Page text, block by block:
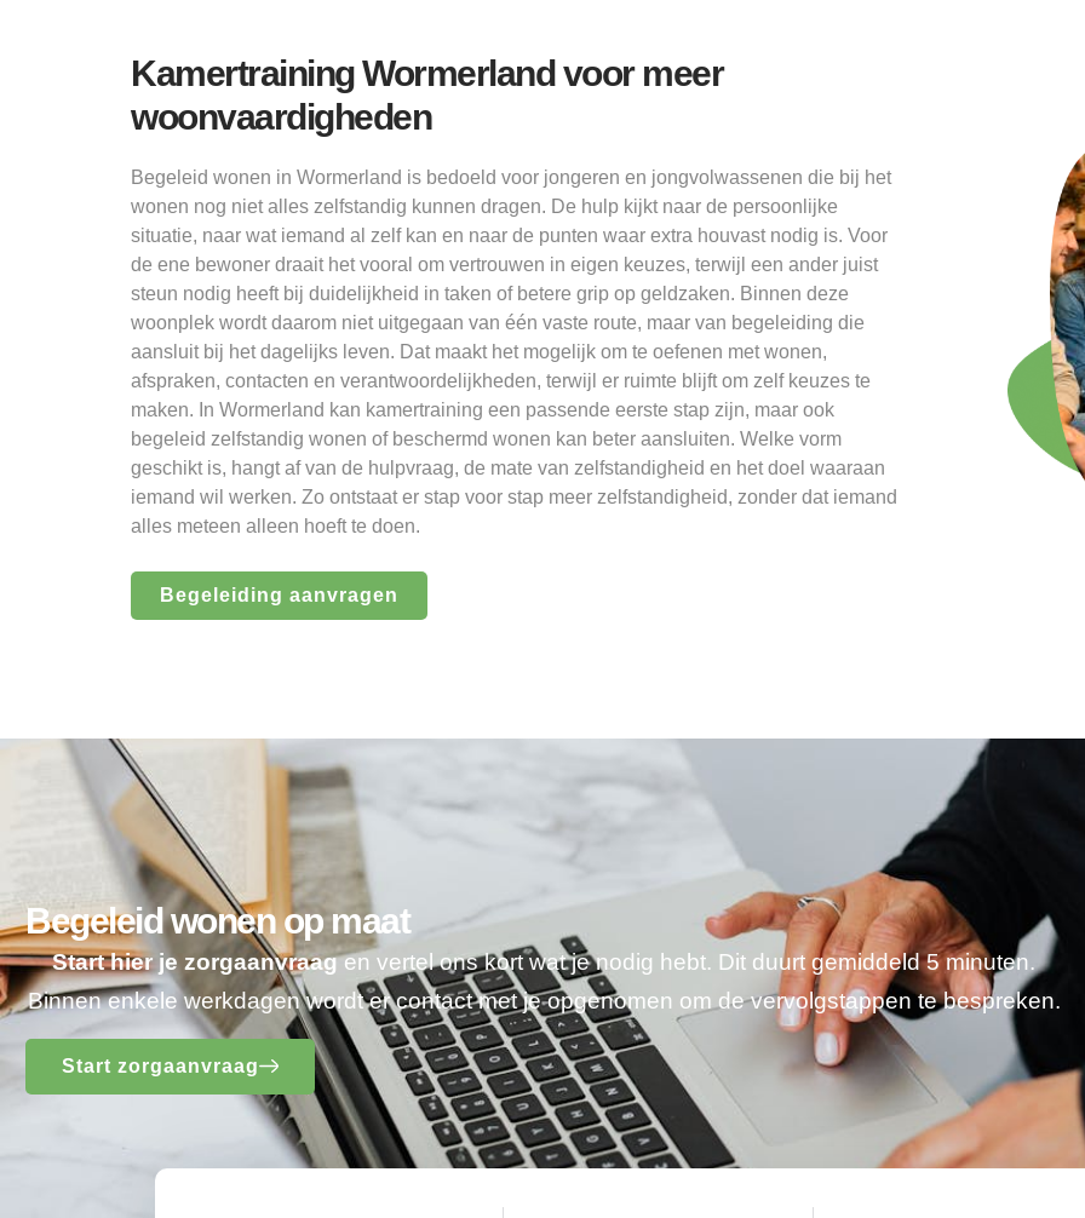
Kamertraining Wormerland voor meer
woonvaardigheden
Begeleid wonen in Wormerland is bedoeld voor jongeren en jongvolwassenen die bij het
wonen nog niet alles zelfstandig kunnen dragen. De hulp kijkt naar de persoonlijke
situatie, naar wat iemand al zelf kan en naar de punten waar extra houvast nodig is. Voor
de ene bewoner draait het vooral om vertrouwen in eigen keuzes, terwijl een ander juist
steun nodig heeft bij duidelijkheid in taken of betere grip op geldzaken. Binnen deze
woonplek wordt daarom niet uitgegaan van één vaste route, maar van begeleiding die
aansluit bij het dagelijks leven. Dat maakt het mogelijk om te oefenen met wonen,
afspraken, contacten en verantwoordelijkheden, terwijl er ruimte blijft om zelf keuzes te
maken. In Wormerland kan kamertraining een passende eerste stap zijn, maar ook
begeleid zelfstandig wonen of beschermd wonen kan beter aansluiten. Welke vorm
geschikt is, hangt af van de hulpvraag, de mate van zelfstandigheid en het doel waaraan
iemand wil werken. Zo ontstaat er stap voor stap meer zelfstandigheid, zonder dat iemand
alles meteen alleen hoeft te doen.
Begeleiding aanvragen
Begeleid wonen op maat
Start hier je zorgaanvraagen vertel ons kort wat je nodig hebt. Dit duurt gemiddeld 5 minuten.
Binnen enkele werkdagen wordt er contact met je opgenomen om de vervolgstappen te bespreken.
Start zorgaanvraag